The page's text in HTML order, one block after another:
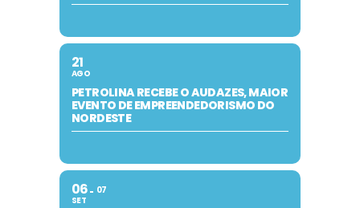
21
AGO
PETROLINA RECEBE O AUDAZES, MAIOR
EVENTO DE EMPREENDEDORISMO DO
NORDESTE
06
SET
07